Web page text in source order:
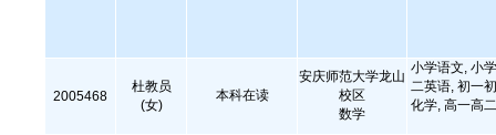
2005468
杜教员
(女)
本科在读
安庆师范大学龙山
校区
数学
小学语文, 小
二英语, 初一
化学, 高一高